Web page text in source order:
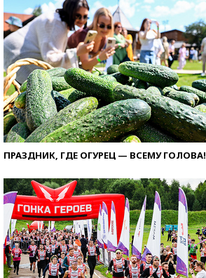
ПРАЗДНИК, ГДЕ ОГУРЕЦ — ВСЕМУ ГОЛОВА!